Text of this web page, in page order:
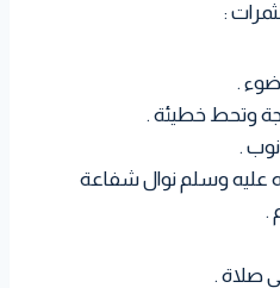
:
.
وتحط خطيئة .
.
عليه وسلم نوال شفاعة
.
صلاة .